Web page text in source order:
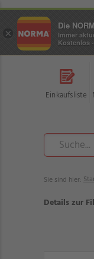
Einkaufsliste
Sie sind hier:
Details zur
×
Die
Immer
Kostenlos